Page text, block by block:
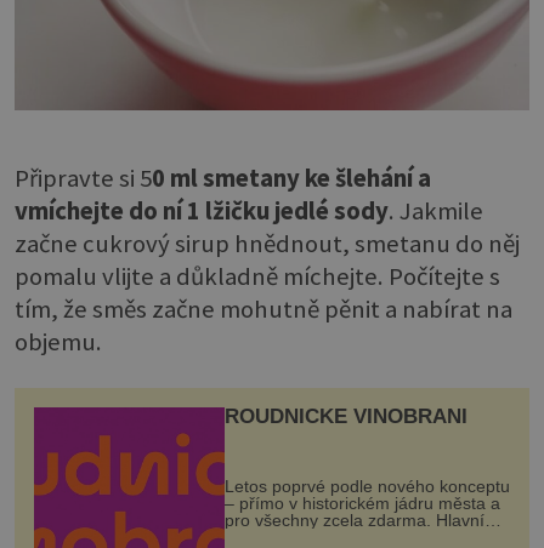
Připravte si 50 ml smetany ke šlehání a
vmíchejte do ní 1 lžičku jedlé sody. Jakmile
začne cukrový sirup hnědnout, smetanu do něj
pomalu vlijte a důkladně míchejte. Počítejte s
tím, že směs začne mohutně pěnit a nabírat na
objemu.
ROUDNICKÉ VINOBRANÍ
Letos poprvé podle nového konceptu
– přímo v historickém jádru města a
pro všechny zcela zdarma. Hlavní
program se odehraje na Karlově a